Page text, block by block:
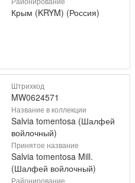
Крым (KRYM) (Россия)
Штрихкод
MW0624571
Название в коллекции
Salvia tomentosa (Шалфей
войлочный)
Принятое название
Salvia tomentosa Mill.
(Шалфей войлочный)
Районирование